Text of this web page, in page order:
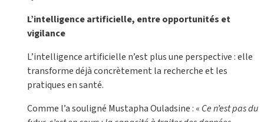
L’intelligence artificielle, entre opportunités et
vigilance
L’intelligence artificielle n’est plus une perspective : elle
transforme déjà concrètement la recherche et les
pratiques en santé.
Comme l’a souligné Mustapha Ouladsine : « Ce n’est pas du